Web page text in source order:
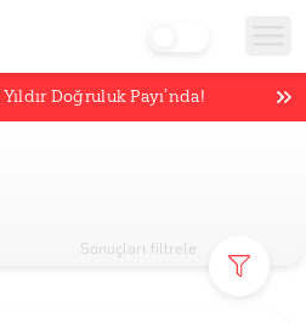
Yıldır Doğruluk Payı’nda!
Sonuçları filtrele